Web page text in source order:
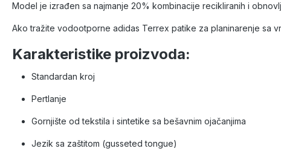
Model je izrađen sa najmanje 20% kombinacije recikliranih i
Ako tražite vodootporne adidas Terrex patike za planinarenje sa
Karakteristike proizvoda:
Standardan kroj
Pertlanje
Gornjište od tekstila i sintetike sa bešavnim ojačanjima
Jezik sa zaštitom (gusseted tongue)